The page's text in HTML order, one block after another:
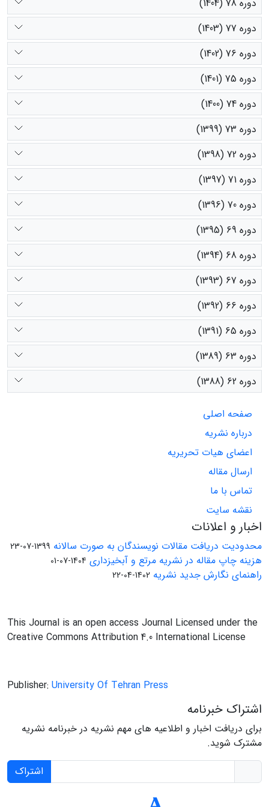
دوره 78 (1404)
دوره 77 (1403)
دوره 76 (1402)
دوره 75 (1401)
دوره 74 (1400)
دوره 73 (1399)
دوره 72 (1398)
دوره 71 (1397)
دوره 70 (1396)
دوره 69 (1395)
دوره 68 (1394)
دوره 67 (1393)
دوره 66 (1392)
دوره 65 (1391)
دوره 63 (1389)
دوره 62 (1388)
صفحه اصلی
درباره نشریه
اعضای هیات تحریریه
ارسال مقاله
تماس با ما
نقشه سایت
اخبار و اعلانات
محدودیت دریافت مقالات نویسندگان به صورت سالانه 1399-07-23
هزینه چاپ مقاله در نشریه مرتع و آبخیزداری 1404-07-01
راهنمای نگارش جدید نشریه 1402-04-22
This Journal is an open access Journal Licensed under the
Creative Commons Attribution 4.0 International License
Publisher: University Of Tehran Press
اشتراک خبرنامه
برای دریافت اخبار و اطلاعیه های مهم نشریه در خبرنامه نشریه
مشترک شوید.
اشتراک